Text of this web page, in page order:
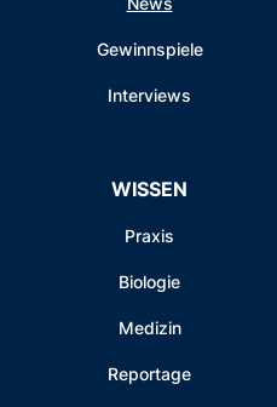
Gewinnspiele
Interviews
WISSEN
Praxis
Biologie
Medizin
Reportage